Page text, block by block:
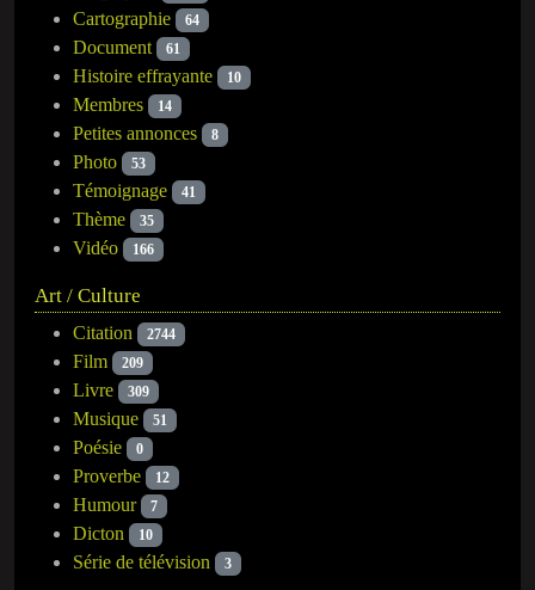
Cartographie 64
Document 61
Histoire effrayante 10
Membres 14
Petites annonces 8
Photo 53
Témoignage 41
Thème 35
Vidéo 166
Art / Culture
Citation 2744
Film 209
Livre 309
Musique 51
Poésie 0
Proverbe 12
Humour 7
Dicton 10
Série de télévision 3